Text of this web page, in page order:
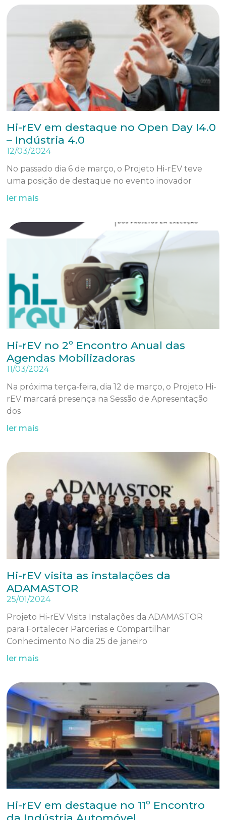
Hi-rEV em destaque no Open Day I4.0
– Indústria 4.0
12/03/2024
No passado dia 6 de março, o Projeto Hi-rEV teve
uma posição de destaque no evento inovador
ler mais
Hi-rEV no 2º Encontro Anual das
Agendas Mobilizadoras
11/03/2024
Na próxima terça-feira, dia 12 de março, o Projeto Hi-
rEV marcará presença na Sessão de Apresentação
dos
ler mais
Hi-rEV visita as instalações da
ADAMASTOR
25/01/2024
Projeto Hi-rEV Visita Instalações da ADAMASTOR
para Fortalecer Parcerias e Compartilhar
Conhecimento No dia 25 de janeiro
ler mais
Hi-rEV em destaque no 11º Encontro